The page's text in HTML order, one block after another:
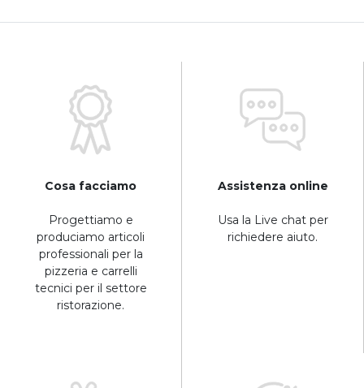
Cosa facciamo
Progettiamo e
produciamo articoli
professionali per la
pizzeria e carrelli
tecnici per il settore
ristorazione.
Assistenza online
Usa la Live chat per
richiedere aiuto.